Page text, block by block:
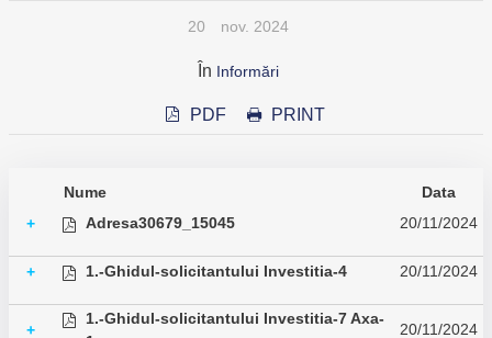
20 nov. 2024
În Informări
PDF PRINT
Nume
Data
+
Adresa30679_15045 20/11/2024
+ 1.-Ghidul-solicitantului Investitia-4 20/11/2024
+
1.-Ghidul-solicitantului Investitia-7 Axa-
20/11/2024